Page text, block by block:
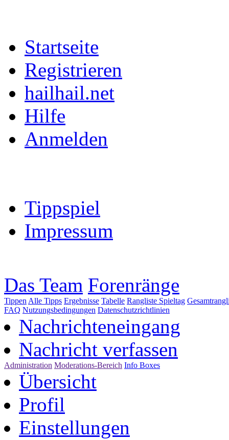
Startseite
Registrieren
hailhail.net
Hilfe
Anmelden
Tippspiel
Impressum
Das Team Forenränge
Tippen Alle Tipps Ergebnisse Tabelle Rangliste Spieltag
FAQ Nutzungsbedingungen Datenschutzrichtlinien
Nachrichteneingang
Nachricht verfassen
Administration Moderations-Bereich Info Boxes
Übersicht
Profil
Einstellungen